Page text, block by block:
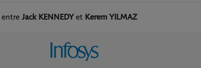
entre Jack KENNEDY et Kerem YILMAZ